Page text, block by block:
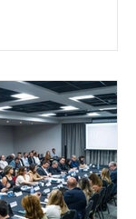
e dos
que a Caixa refaça
uma nova
é que a